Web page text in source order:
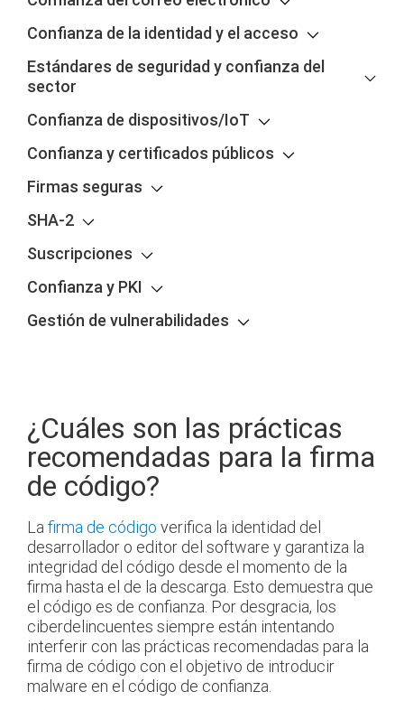
Confianza de la identidad y el acceso
Estándares de seguridad y confianza del
sector
Confianza de dispositivos/IoT
Confianza y certificados públicos
Firmas seguras
SHA-2
Suscripciones
Confianza y PKI
Gestión de vulnerabilidades
¿Cuáles son las prácticas
recomendadas para la firma
de código?
La firma de código verifica la identidad del
desarrollador o editor del software y garantiza la
integridad del código desde el momento de la
firma hasta el de la descarga. Esto demuestra que
el código es de confianza. Por desgracia, los
ciberdelincuentes siempre están intentando
interferir con las prácticas recomendadas para la
firma de código con el objetivo de introducir
malware en el código de confianza.